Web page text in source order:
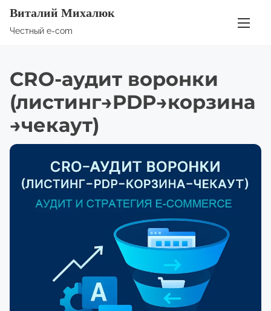
Виталий Михалюк
Честный e-com
CRO-аудит воронки
(листинг→PDP→корзина
→чекаут)